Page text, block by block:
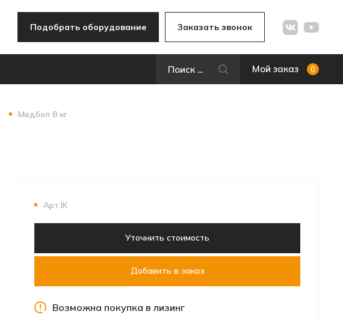
Подобрать оборудование Заказать звонок
Мой заказ 0
Медбол 8 кг
Арт.IK
Уточнить стоимость
Добавить в заказ
Возможна покупка в лизинг